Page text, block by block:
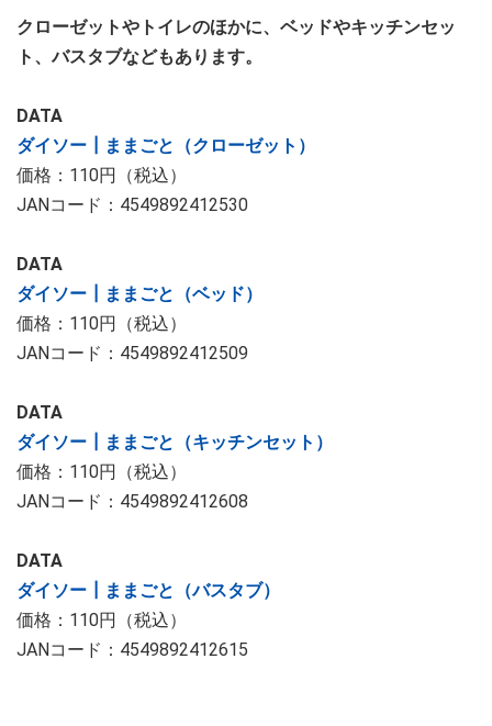
クローゼットやトイレのほかに、ベッドやキッチンセッ
ト、バスタブなどもあります。
DATA
ダイソー┃ままごと（クローゼット）
価格：110円（税込）
JANコード：4549892412530
DATA
ダイソー┃ままごと（ベッド）
価格：110円（税込）
JANコード：4549892412509
DATA
ダイソー┃ままごと（キッチンセット）
価格：110円（税込）
JANコード：4549892412608
DATA
ダイソー┃ままごと（バスタブ）
価格：110円（税込）
JANコード：4549892412615